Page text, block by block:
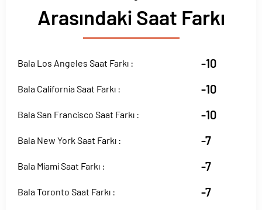
Arasındaki Saat Farkı
Bala Los Angeles Saat Farkı : -10
Bala California Saat Farkı : -10
Bala San Francisco Saat Farkı : -10
Bala New York Saat Farkı : -7
Bala Miami Saat Farkı : -7
Bala Toronto Saat Farkı : -7